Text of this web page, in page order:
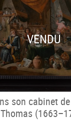
VENDU
son cabinet
Thomas